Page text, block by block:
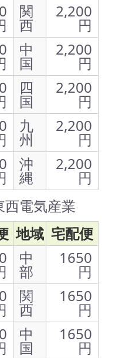
関
西
2,200
円
中
国
2,200
円
四
国
2,200
円
九
州
2,200
円
沖
縄
2,200
円
電気産業
地域 宅配便
中
部
1650
円
関
西
1650
円
中
国
1650
円